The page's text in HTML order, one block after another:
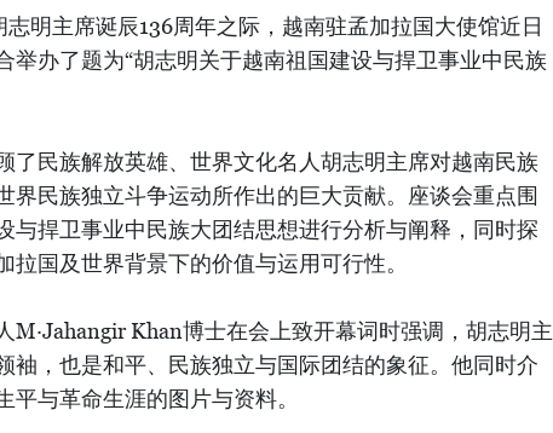
明主席诞辰136周年之际，越南驻孟加拉国大使馆近日
举办了题为“胡志明关于越南祖国建设与捍卫事业中民族
了民族解放英雄、世界文化名人胡志明主席对越南民族
界民族独立斗争运动所作出的巨大贡献。座谈会重点围
与捍卫事业中民族大团结思想进行分析与阐释，同时探
拉国及世界背景下的价值与运用可行性。
M·Jahangir Khan博士在会上致开幕词时强调，胡志明主
袖，也是和平、民族独立与国际团结的象征。他同时介
与革命生涯的图片与资料。